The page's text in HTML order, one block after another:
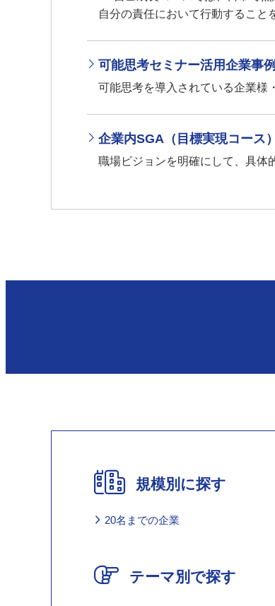
自分の責任において行動すること
可能思考セミナー活用企業事例
可能思考を導入されている企業様
企業内SGA（目標実現コース
職場ビジョンを明確にして、具体
規模別に探す
20名までの企業
テーマ別で探す